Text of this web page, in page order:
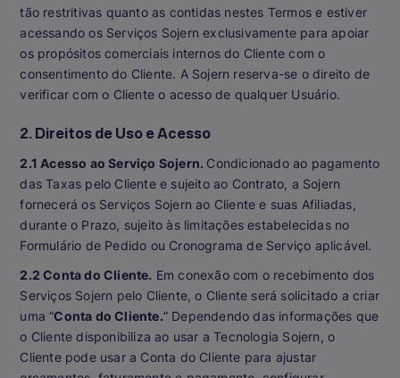
tão restritivas quanto as contidas nestes Termos e estiver
acessando os Serviços Sojern exclusivamente para apoiar
os propósitos comerciais internos do Cliente com o
consentimento do Cliente. A Sojern reserva-se o direito de
verificar com o Cliente o acesso de qualquer Usuário.
2. Direitos de Uso e Acesso
2.1 Acesso ao Serviço Sojern. Condicionado ao pagamento
das Taxas pelo Cliente e sujeito ao Contrato, a Sojern
fornecerá os Serviços Sojern ao Cliente e suas Afiliadas,
durante o Prazo, sujeito às limitações estabelecidas no
Formulário de Pedido ou Cronograma de Serviço aplicável.
2.2 Conta do Cliente. Em conexão com o recebimento dos
Serviços Sojern pelo Cliente, o Cliente será solicitado a criar
uma “Conta do Cliente.” Dependendo das informações que
o Cliente disponibiliza ao usar a Tecnologia Sojern, o
Cliente pode usar a Conta do Cliente para ajustar